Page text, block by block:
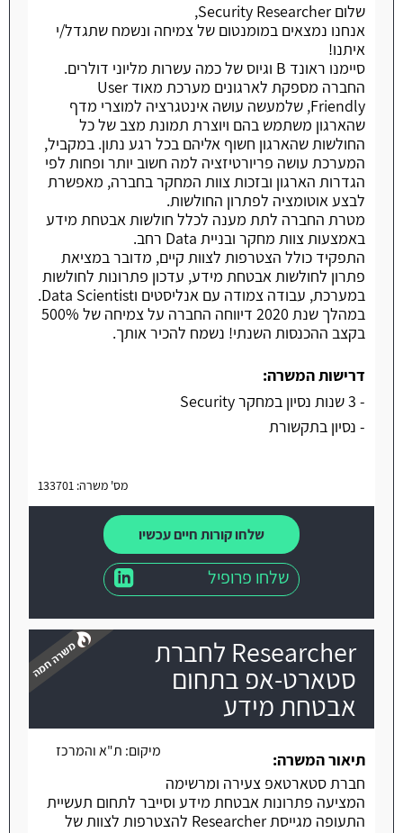
שלום Security Researcher,
אנחנו נמצאים במומנטום של צמיחה ונשמח שתגדל/י
איתנו!
סיימנו ראונד B וגיוס של כמה עשרות מליוני דולרים.
החברה מספקת לארגונים מערכת מאוד User
Friendly, שלמעשה עושה אינטגרציה למוצרי מדף
שהארגון משתמש בהם ויוצרת תמונת מצב של כל
החולשות שהארגון חשוף אליהם בכל רגע נתון. במקביל,
המערכת עושה פריורטיזציה למה חשוב יותר ופחות לפי
הגדרות הארגון ובזכות צוות המחקר בחברה, מאפשרת
לבצע אוטומציה לפתרון החולשות.
מטרת החברה לתת מענה לכלל חולשות אבטחת מידע
באמצעות צוות מחקר ובניית Data רחב.
התפקיד כולל הצטרפות לצוות קיים, מדובר במציאת
פתרון לחולשות אבטחת מידע, עדכון פתרונות לחולשות
במערכת, עבודה צמודה עם אנליסטים וData Scientist.
במהלך שנת 2020 דיווחה החברה על צמיחה של 500%
בקצב ההכנסות השנתי! נשמח להכיר אותך.
דרישות המשרה:
- 3 שנות נסיון במחקר Security
- נסיון בתקשורת
מס' משרה: 133701
שלחו קורות חיים עכשיו
שלחו פרופיל
Researcher לחברת
סטארט-אפ בתחום
אבטחת מידע
משרה חמה
מיקום: ת"א והמרכז
תיאור המשרה:
חברת סטארטאפ צעירה ומרשימה
המציעה פתרונות אבטחת מידע וסייבר לתחום תעשיית
התעופה מגייסת Researcher להצטרפות לצוות של